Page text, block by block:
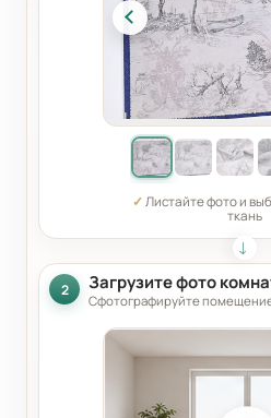
✓Листайте фото и
ткань
2 Загрузите фото
Сфотографируйте